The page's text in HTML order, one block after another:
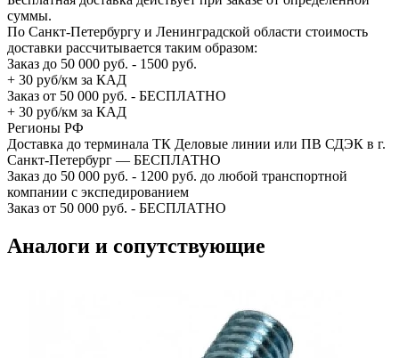
суммы.
По Санкт-Петербургу и Ленинградской области стоимость
доставки рассчитывается таким образом:
Заказ до 50 000 руб. - 1500 руб.
+ 30 руб/км за КАД
Заказ от 50 000 руб. - БЕСПЛАТНО
+ 30 руб/км за КАД
Регионы РФ
Доставка до терминала ТК Деловые линии или ПВ СДЭК в г.
Санкт-Петербург — БЕСПЛАТНО
Заказ до 50 000 руб. - 1200 руб. до любой транспортной
компании с экспедированием
Заказ от 50 000 руб. - БЕСПЛАТНО
Аналоги и сопутствующие